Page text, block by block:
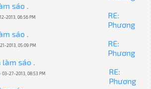
sáo .
2013, 06:56 PM
RE:
Phương
sáo .
2013, 05:09 PM
RE:
Phương
sáo .
03-27-2013, 08:53 PM
RE:
Phương